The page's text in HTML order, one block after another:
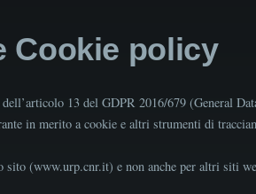
Cookie policy
13 del GDPR 2016/679 (General
in merito a cookie e altri strumenti di
sito (www.urp.cnr.it) e non anche per altri siti